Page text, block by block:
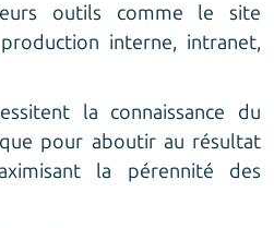
outils comme le site
interne, intranet,
la connaissance du
pour aboutir au résultat
la pérennité des